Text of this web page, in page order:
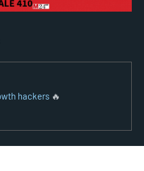
hackers 🔥